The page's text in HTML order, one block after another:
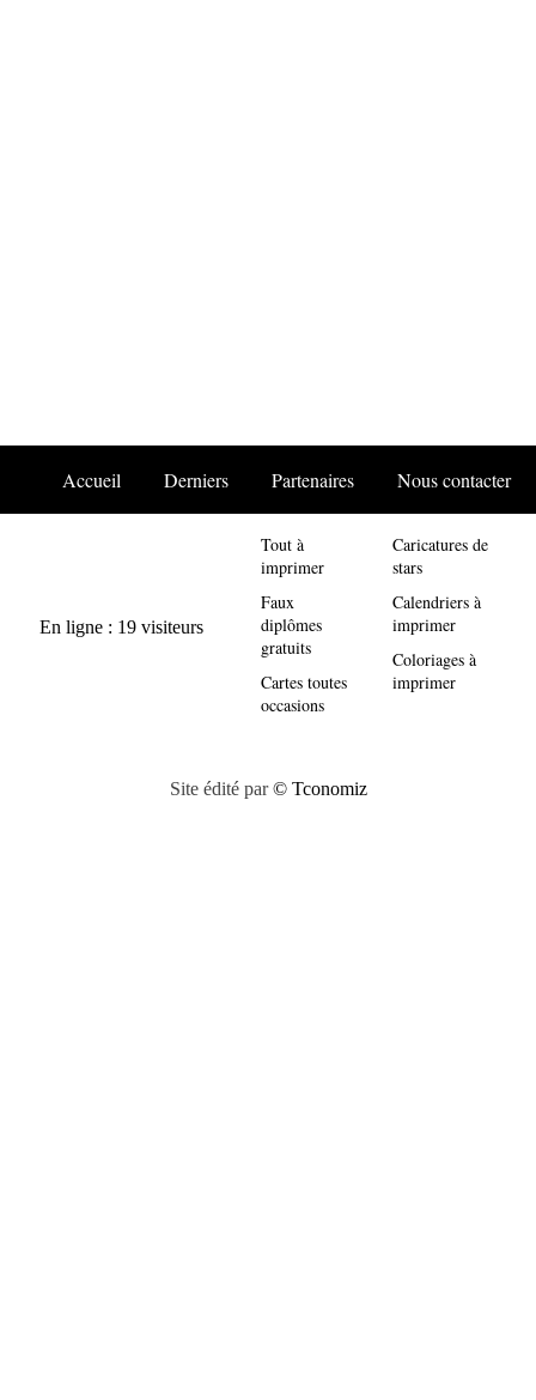
Accueil Derniers Partenaires Nous contacter
Tout à
imprimer
Faux
diplômes
gratuits
Cartes toutes
occasions
Caricatures de
stars
Calendriers à
imprimer
Coloriages à
imprimer
Site édité par© Tconomiz